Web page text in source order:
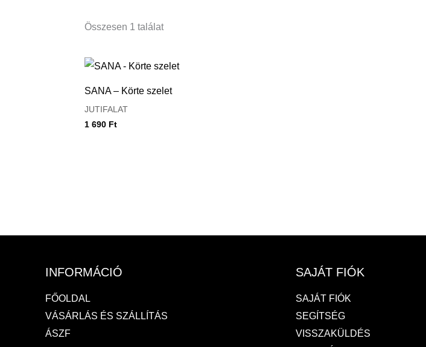
Összesen 1 találat
SANA – Körte szelet
JUTIFALAT
1 690 Ft
INFORMÁCIÓ
FŐOLDAL
VÁSÁRLÁS ÉS SZÁLLÍTÁS
ÁSZF
SAJÁT FIÓK
SAJÁT FIÓK
SEGÍTSÉG
VISSZAKÜLDÉS